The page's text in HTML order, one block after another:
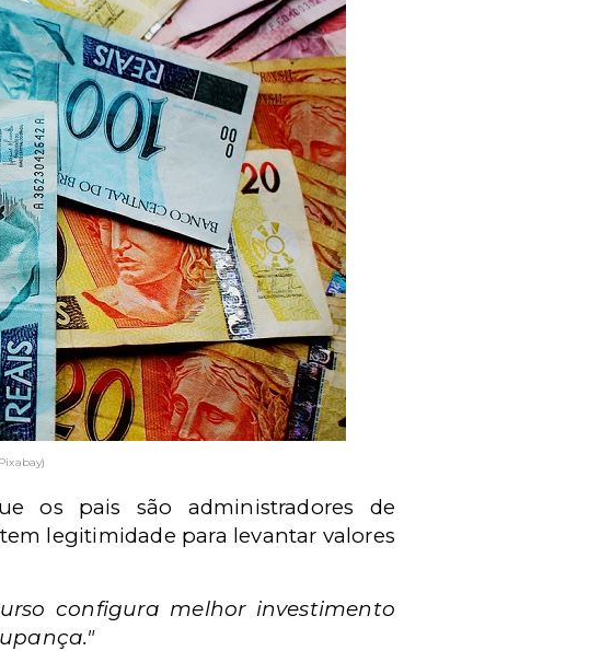
os pais são administradores de
legitimidade para levantar valores
configura melhor investimento